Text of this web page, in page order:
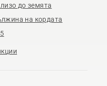
до земята
на кордата